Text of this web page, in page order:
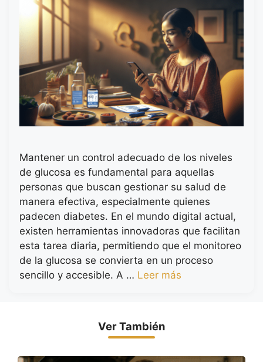
Mantener un control adecuado de los niveles
de glucosa es fundamental para aquellas
personas que buscan gestionar su salud de
manera efectiva, especialmente quienes
padecen diabetes. En el mundo digital actual,
existen herramientas innovadoras que facilitan
esta tarea diaria, permitiendo que el monitoreo
de la glucosa se convierta en un proceso
sencillo y accesible. A … Leer más
Ver También